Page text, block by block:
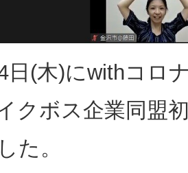
日(木)にwithコロ
クボス企業同盟
た。